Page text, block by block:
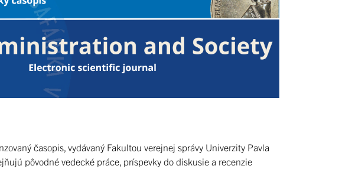
časopis, vydávaný Fakultou verejnej správy Univerzity Pavla
pôvodné vedecké práce, príspevky do diskusie a recenzie